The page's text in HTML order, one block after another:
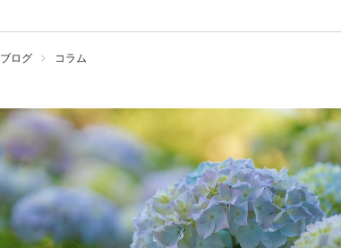
ブログ コラム